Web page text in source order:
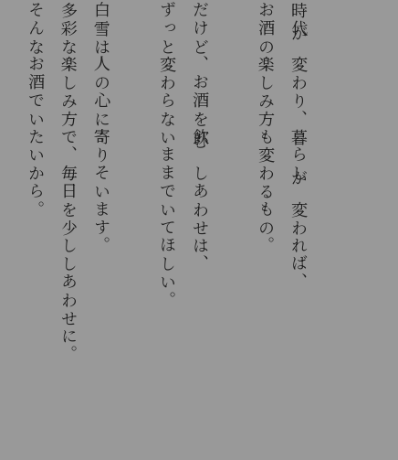
時代が変わり、暮らしが変われば、
お酒の楽しみ方も変わるもの。
だけど、お酒を飲むしあわせは、
ずっと変わらないままでいてほしい。
白雪は人の心に寄りそいます。
多彩な楽しみ方で、毎日を少ししあわせに。
そんなお酒でいたいから。